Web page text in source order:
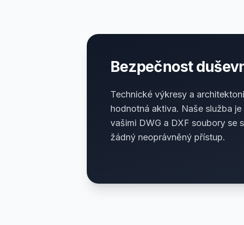
Bezpečnost
Technické výkresy a
hodnotná aktiva. Naše služba
vašimi DWG a DXF soubory se
žádný neoprávněný přístup.